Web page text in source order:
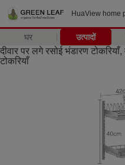
HuaView home
घर उत्पादों
दीवार पर लगे रसोई भंडारण
टोकरियाँ